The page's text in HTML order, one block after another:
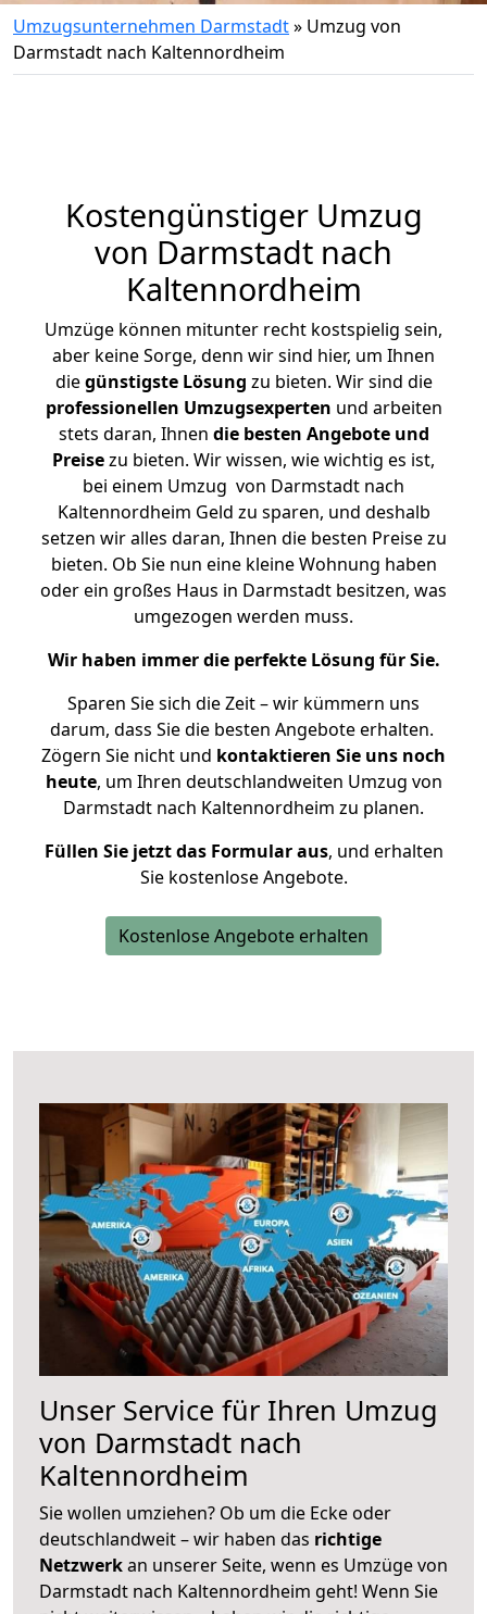
Umzugsunternehmen Darmstadt» Umzug von
Darmstadt nach Kaltennordheim
Kostengünstiger Umzug
von Darmstadt nach
Kaltennordheim
Umzüge können mitunter recht kostspielig sein,
aber keine Sorge, denn wir sind hier, um Ihnen
diegünstigste Lösung zu bieten. Wir sind die
professionellen Umzugsexperten und arbeiten
stets daran, Ihnen die besten Angebote und
Preisezu bieten. Wir wissen, wie wichtig es ist,
bei einem Umzug von Darmstadt nach
Kaltennordheim Geld zu sparen, und deshalb
setzen wir alles daran, Ihnen die besten Preise zu
bieten. Ob Sie nun eine kleine Wohnung haben
oder ein großes Haus in Darmstadt besitzen, was
umgezogen werden muss.
Wir haben immer die perfekte Lösung für Sie.
Sparen Sie sich die Zeit – wir kümmern uns
darum, dass Sie die besten Angebote erhalten.
Zögern Sie nicht und kontaktieren Sie uns noch
heute, um Ihren deutschlandweiten Umzug von
Darmstadt nach Kaltennordheim zu planen.
Füllen Sie jetzt das Formular aus, und erhalten
Sie kostenlose Angebote.
Kostenlose Angebote erhalten
Unser Service für Ihren Umzug
von Darmstadt nach
Kaltennordheim
Sie wollen umziehen? Ob um die Ecke oder
deutschlandweit – wir haben das richtige
Netzwerkan unserer Seite, wenn es Umzüge von
Darmstadt nach Kaltennordheim geht! Wenn Sie